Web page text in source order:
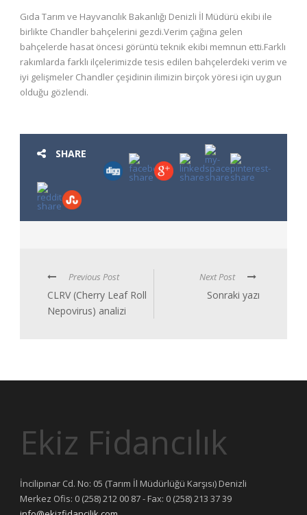
Gıda Tarım ve Hayvancılık Bakanlığı Denizli İl Müdürü ekibi ile
birlikte Chandler bahçelerini gezdi.Verim çağına gelen
bahçelerde hasat öncesi görüntü teknik ekibi memnun etti.Farklı
rakımlarda farklı ilçelerimizde tesis edilen bahçelerdeki verim ve
iyi gelişmeler Chandler çeşidinin ilimizin birçok yöresi için uygun
olduğu gözlendi.
SHARE
Previous Post
CLRV (Cherry Leaf Roll
Nepovirus) analizi
Next Post
Sonraki yazı
Ekiz Fidancılık
İncilipınar Cd. No: 05 (Tarım İl Müdürlüğü Karşısı) Denizli
Merkez Ofis: 0 (258) 212 00 87 - Fax: 0 (258) 213 37 39